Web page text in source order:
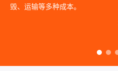
毁、运输等多种成本。